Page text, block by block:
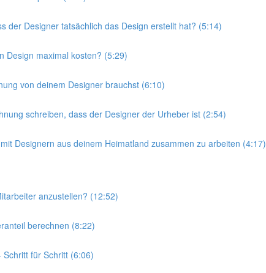
der Designer tatsächlich das Design erstellt hat? (5:14)
Design maximal kosten? (5:29)
von deinem Designer brauchst (6:10)
schreiben, dass der Designer der Urheber ist (2:54)
Designern aus deinem Heimatland zusammen zu arbeiten (4:17)
anzustellen? (12:52)
berechnen (8:22)
für Schritt (6:06)